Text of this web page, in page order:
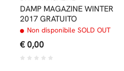
DAMP MAGAZINE WINTER
2017 GRATUITO
Non disponibile SOLD OUT
€ 0,00